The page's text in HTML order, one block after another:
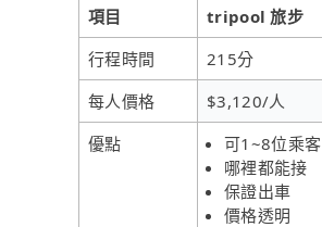
項目 tripool 旅步
行程時間
215分
每人價格
$3,120/人
優點
可1~8位乘客
哪裡都能接
保證出車
價格透明